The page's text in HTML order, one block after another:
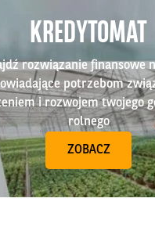
KREDYTOMAT
rozwiązanie finansowe
potrzebom
i rozwojem twojego
rolnego
ZOBACZ